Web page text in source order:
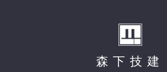
森下技建